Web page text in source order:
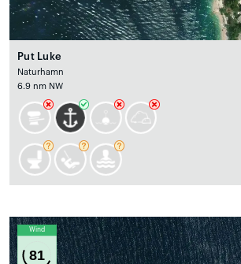
Put Luke
Naturhamn
6.9 nm NW
Wind
81